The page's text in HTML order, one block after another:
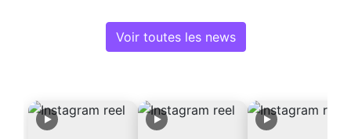
Voir toutes les news